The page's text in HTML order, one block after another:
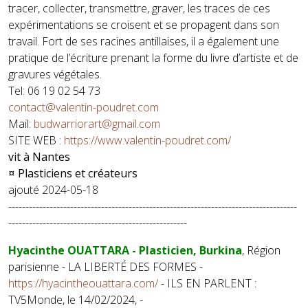
tracer, collecter, transmettre, graver, les traces de ces
expérimentations se croisent et se propagent dans son
travail. Fort de ses racines antillaises, il a également une
pratique de l’écriture prenant la forme du livre d’artiste et de
gravures végétales.
Tel: 06 19 02 54 73
contact@valentin-poudret.com
Mail: budwarriorart@gmail.com
SITE WEB : https://www.valentin-poudret.com/
vit à Nantes
¤ Plasticiens et créateurs
ajouté 2024-05-18
------------------------------------------------------------------------------------
----------------------------------------------------
Hyacinthe OUATTARA - Plasticien, Burkina, Région
parisienne - LA LIBERTÉ DES FORMES -
https://hyacintheouattara.com/- ILS EN PARLENT :
TV5Monde, le 14/02/2024, -